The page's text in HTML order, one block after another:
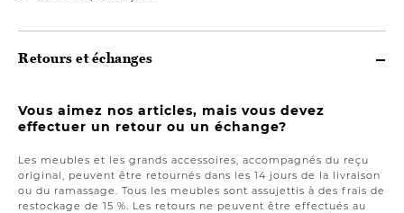
Retours et échanges
Vous aimez nos articles, mais vous devez
effectuer un retour ou un échange?
Les meubles et les grands accessoires, accompagnés du reçu
original, peuvent être retournés dans les 14 jours de la livraison
ou du ramassage. Tous les meubles sont assujettis à des frais de
restockage de 15 %. Les retours ne peuvent être effectués au